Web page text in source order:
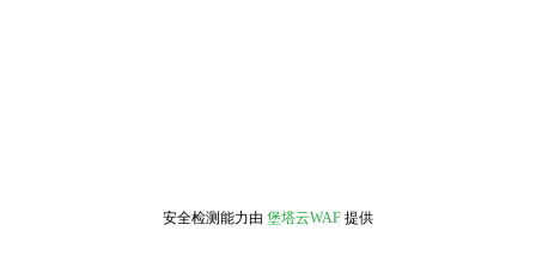
安全检测能力由 堡塔云WAF 提供